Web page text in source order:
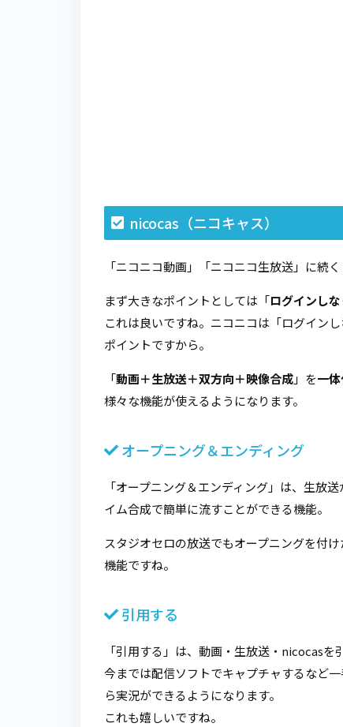
nicocas（ニコキャス）
「ニコニコ動画」「ニコニコ生放送」に続
まず大きなポイントとしては「ログインし
これは良いですね。ニコニコは「ログイン
ポイントですから。
「動画＋生放送＋双方向＋映像合成」を一
様々な機能が使えるようになります。
オープニング＆エンディング
「オープニング＆エンディング」は、生放
イム合成で簡単に流すことができる機能。
スタジオセロの放送でもオープニングを付
機能ですね。
引用する
「引用する」は、動画・生放送・nicocasを
今までは配信ソフトでキャプチャするなど
ら実況ができるようになります。
これも嬉しいですね。